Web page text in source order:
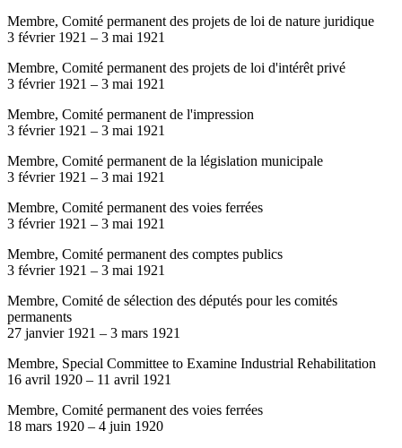
Membre, Comité permanent des projets de loi de nature juridique
3 février 1921 – 3 mai 1921
Membre, Comité permanent des projets de loi d'intérêt privé
3 février 1921 – 3 mai 1921
Membre, Comité permanent de l'impression
3 février 1921 – 3 mai 1921
Membre, Comité permanent de la législation municipale
3 février 1921 – 3 mai 1921
Membre, Comité permanent des voies ferrées
3 février 1921 – 3 mai 1921
Membre, Comité permanent des comptes publics
3 février 1921 – 3 mai 1921
Membre, Comité de sélection des députés pour les comités
permanents
27 janvier 1921 – 3 mars 1921
Membre, Special Committee to Examine Industrial Rehabilitation
16 avril 1920 – 11 avril 1921
Membre, Comité permanent des voies ferrées
18 mars 1920 – 4 juin 1920